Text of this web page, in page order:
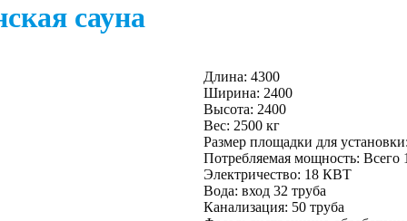
сауна
Длина: 4300
Ширина: 2400
Высота: 2400
Вес: 2500 кг
Размер площадки для
Потребляемая мощность:
Электричество: 18 КВТ
Вода: вход 32 труба
Канализация: 50 труба